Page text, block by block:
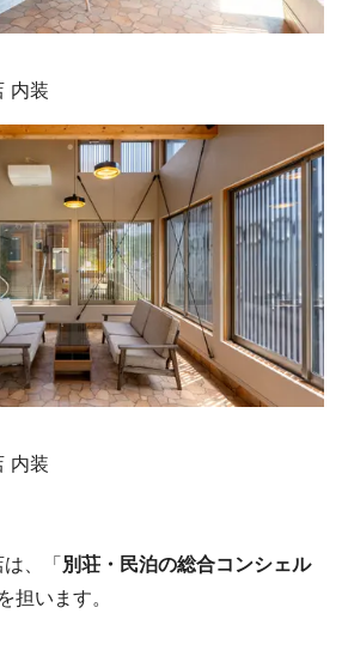
内装
内装
、「別荘・民泊の総合コンシェル
担います。